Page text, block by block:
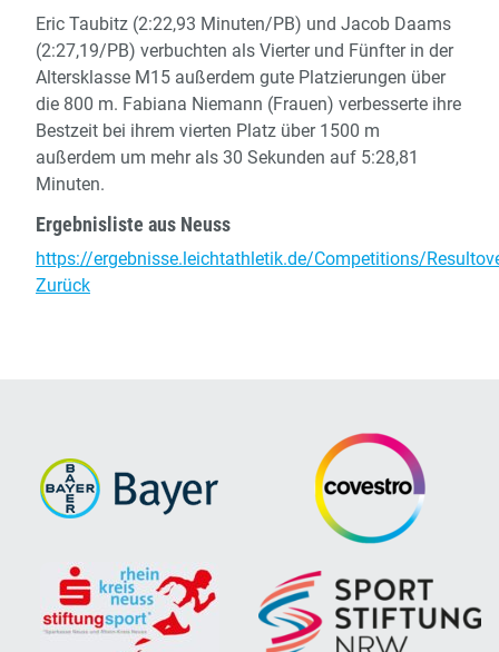
Eric Taubitz (2:22,93 Minuten/PB) und Jacob Daams
(2:27,19/PB) verbuchten als Vierter und Fünfter in der
Altersklasse M15 außerdem gute Platzierungen über
die 800 m. Fabiana Niemann (Frauen) verbesserte ihre
Bestzeit bei ihrem vierten Platz über 1500 m
außerdem um mehr als 30 Sekunden auf 5:28,81
Minuten.
Ergebnisliste aus Neuss
https://ergebnisse.leichtathletik.de/Competitions/
Zurück